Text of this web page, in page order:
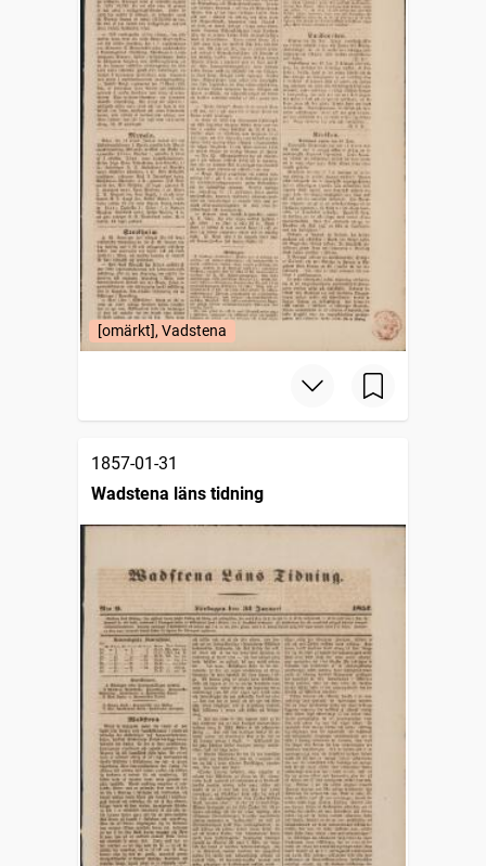
[omärkt], Vadstena
1857-01-31
Wadstena läns tidning